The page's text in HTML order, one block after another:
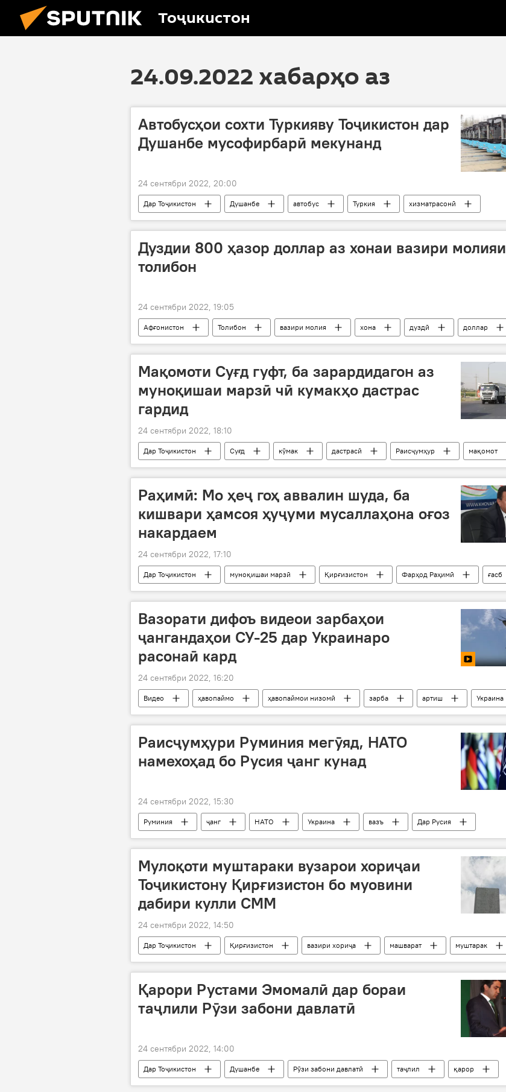
Тоҷикистон
24.09.2022 хабарҳо аз
Автобусҳои сохти Туркияву Тоҷикистон дар
Душанбе мусофирбарӣ мекунанд
24 сентябри 2022, 20:00
Дар Тоҷикистон Душанбе автобус Туркия
хизматрасонӣ
Нақлиёт
Дуздии 800 ҳазор доллар аз хонаи вазири молияи
толибон
24 сентябри 2022, 19:05
Афғонистон Толибон вазири молия хона дуздӣ доллар
Мақомоти Суғд гуфт, ба зарардидагон аз
муноқишаи марзӣ чӣ кумакҳо дастрас
гардид
24 сентябри 2022, 18:10
Дар Тоҷикистон Суғд кӯмак дастрасӣ Раисҷумҳур
мақомот
муноқишаи марзӣ
Раҳимӣ: Мо ҳеҷ гоҳ аввалин шуда, ба
кишвари ҳамсоя ҳуҷуми мусаллаҳона оғоз
накардаем
24 сентябри 2022, 17:10
Дар Тоҷикистон муноқишаи марзӣ Қирғизистон Фарҳод Раҳимӣ
ғасб
ҳамсоя
ҳуҷум
Вазорати дифоъ видеои зарбаҳои
ҷангандаҳои СУ-25 дар Украинаро
расонаӣ кард
24 сентябри 2022, 16:20
Видео ҳавопаймо ҳавопаймои низомӣ зарба артиш
Украина
Дар Русия
Раисҷумҳури Руминия мегӯяд, НАТО
намехоҳад бо Русия ҷанг кунад
24 сентябри 2022, 15:30
Руминия ҷанг НАТО Украина вазъ Дар Русия
Мулоқоти муштараки вузарои хориҷаи
Тоҷикистону Қирғизистон бо муовини
дабири кулли СММ
24 сентябри 2022, 14:50
Дар Тоҷикистон Қирғизистон вазири хориҷа машварат
муштарак
Сироҷиддин Муҳриддин
СММ Дабири кулли СММ
Қарори Рустами Эмомалӣ дар бораи
таҷлили Рӯзи забони давлатӣ
24 сентябри 2022, 14:00
Дар Тоҷикистон Душанбе Рӯзи забони давлатӣ таҷлил
қарор
Рустами Эмомалӣ